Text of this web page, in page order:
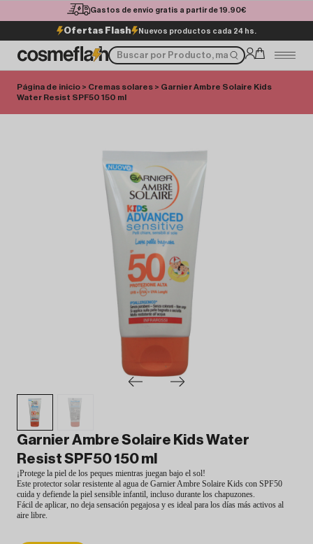
Gastos de envío gratis a partir de 19.90€
Ofertas Flash Nuevos productos cada 24 hs.
Página de inicio > Cremas solares > Garnier Ambre Solaire Kids
Water Resist SPF50 150 ml
Garnier Ambre Solaire Kids Water
Resist SPF50 150 ml
¡Protege la piel de los peques mientras juegan bajo el sol!
Este protector solar resistente al agua de Garnier Ambre Solaire Kids con SPF50
cuida y defiende la piel sensible infantil, incluso durante los chapuzones.
Fácil de aplicar, no deja sensación pegajosa y es ideal para los días más activos al
aire libre.